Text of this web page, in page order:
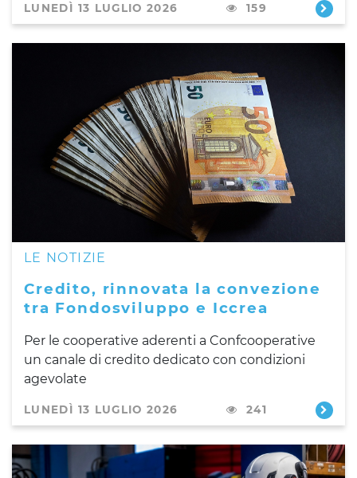
LUNEDÌ 13 LUGLIO 2026 159
LE NOTIZIE
Credito, rinnovata la convezione
tra Fondosviluppo e Iccrea
Per le cooperative aderenti a Confcooperative
un canale di credito dedicato con condizioni
agevolate
LUNEDÌ 13 LUGLIO 2026 241